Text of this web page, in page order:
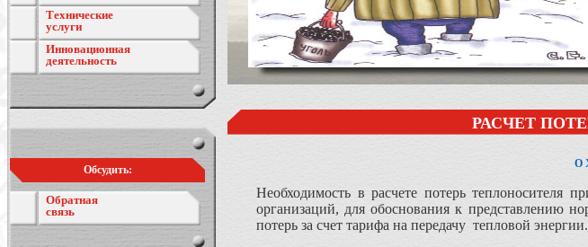
Технические
услуги
Инновационная
деятельность
Обсудить:
Обратная
связь
РАСЧЕТ
О
Необходимость в расчете потерь теплоносителя
организаций, для обоснования к представлению
потерь за счет тарифа на передачу тепловой энергии.